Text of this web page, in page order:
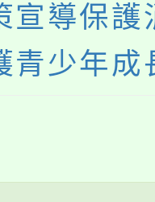
宣導保護
青少年成